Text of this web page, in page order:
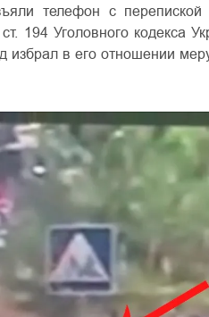
телефон с
194 Уголовного кодекса
избрал в его отношении